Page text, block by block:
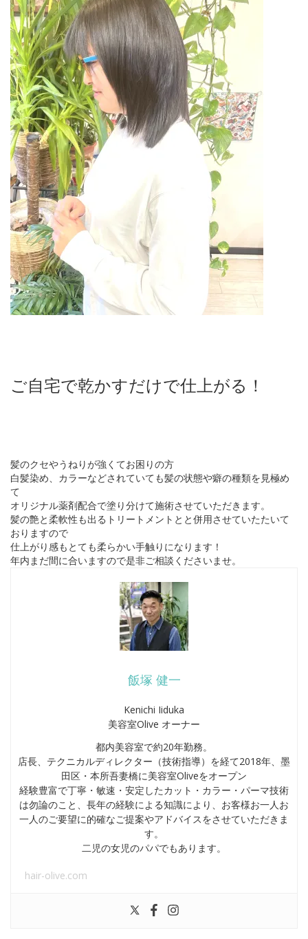
ご自宅で乾かすだけで仕上がる！
髪のクセやうねりが強くてお困りの方
白髪染め、カラーなどされていても髪の状態や癖の種類を見極め
て
オリジナル薬剤配合で塗り分けて施術させていただきます。
髪の艶と柔軟性も出るトリートメントとと併用させていたたいて
おりますので
仕上がり感もとても柔らかい手触りになります！
年内まだ間に合いますので是非ご相談くださいませ。
飯塚 健一
Kenichi Iiduka
美容室Olive オーナー
都内美容室で約20年勤務。
店長、テクニカルディレクター（技術指導）を経て2018年、墨
田区・本所吾妻橋に美容室Oliveをオープン
経験豊富で丁寧・敏速・安定したカット・カラー・パーマ技術
は勿論のこと、長年の経験による知識により、お客様お一人お
一人のご要望に的確なご提案やアドバイスをさせていただきま
す。
二児の女児のパパでもあります。
hair-olive.com